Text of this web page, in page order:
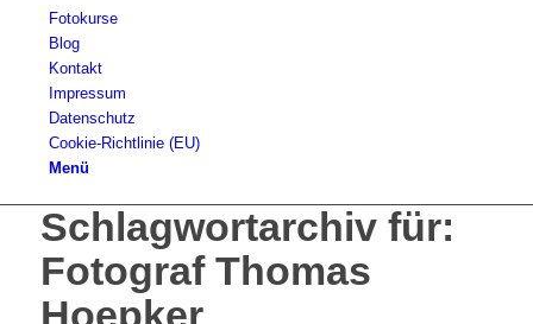
Fotokurse
Blog
Kontakt
Impressum
Datenschutz
Cookie-Richtlinie (EU)
Menü
Schlagwortarchiv für:
Fotograf Thomas
Hoepker